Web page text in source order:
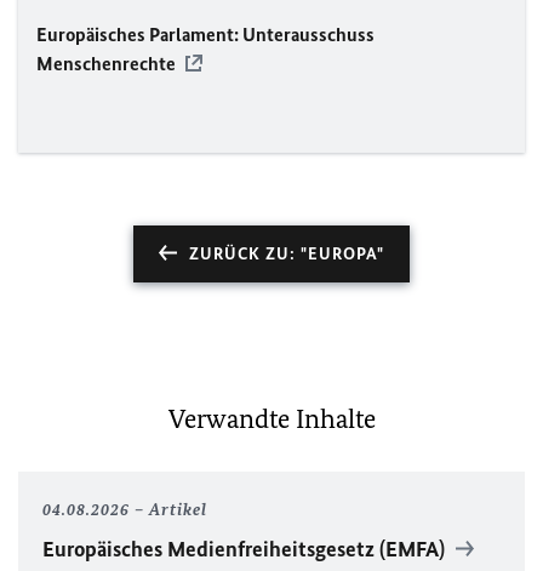
Europäisches Parlament: Unterausschuss
Menschenrechte
ZURÜCK ZU: "EUROPA"
Verwandte Inhalte
04.08.2026 Artikel
Europäisches Medienfreiheitsgesetz (EMFA)